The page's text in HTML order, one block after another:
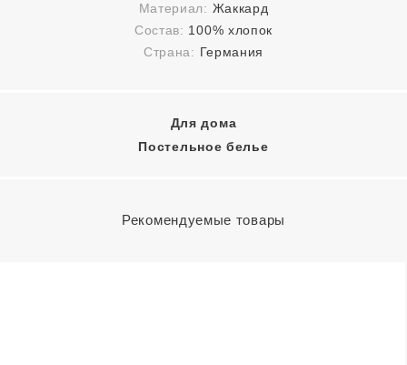
Материал: Жаккард
Состав: 100% хлопок
Страна: Германия
Для дома
Постельное белье
Рекомендуемые товары